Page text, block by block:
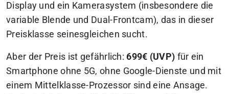
Display und ein Kamerasystem (insbesondere die
variable Blende und Dual-Frontcam), das in dieser
Preisklasse seinesgleichen sucht.
Aber der Preis ist gefährlich:699€ (UVP) für ein
Smartphone ohne 5G, ohne Google-Dienste und mit
einem Mittelklasse-Prozessor sind eine Ansage.